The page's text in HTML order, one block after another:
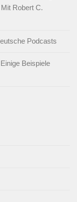
Robert C.
Podcasts
Beispiele